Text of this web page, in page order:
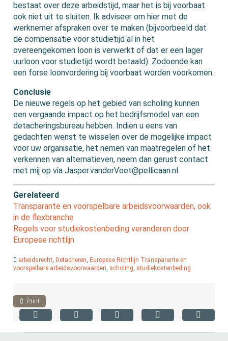
bestaat over deze arbeidstijd, maar het is bij voorbaat
ook niet uit te sluiten. Ik adviseer om hier met de
werknemer afspraken over te maken (bijvoorbeeld dat
de compensatie voor studietijd al in het
overeengekomen loon is verwerkt of dat er een lager
uurloon voor studietijd wordt betaald). Zodoende kan
een forse loonvordering bij voorbaat worden voorkomen.
Conclusie
De nieuwe regels op het gebied van scholing kunnen
een vergaande impact op het bedrijfsmodel van een
detacheringsbureau hebben. Indien u eens van
gedachten wenst te wisselen over de mogelijke impact
voor uw organisatie, het nemen van maatregelen of het
verkennen van alternatieven, neem dan gerust contact
met mij op via Jasper.vanderVoet@pellicaan.nl.
Gerelateerd
Transparante en voorspelbare arbeidsvoorwaarden, ook
in de flexbranche
Regels voor studiekostenbeding veranderen door
Europese richtlijn
arbeidsrecht,Detacheren,Europese Richtlijn Transparante en
voorspelbare arbeidsvoorwaarden, scholing, studiekostenbeding
Print